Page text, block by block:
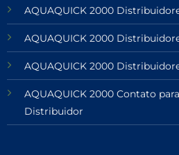
AQUAQUICK 2000
AQUAQUICK 2000
AQUAQUICK 2000
AQUAQUICK 2000 Contato
Distribuidor